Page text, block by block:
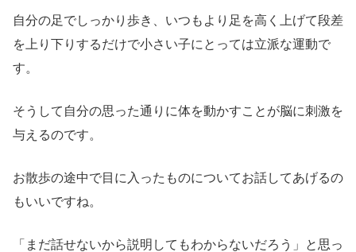
自分の足でしっかり歩き、いつもより足を高く上げて段差
を上り下りするだけで小さい子にとっては立派な運動で
す。
そうして自分の思った通りに体を動かすことが脳に刺激を
与えるのです。
お散歩の途中で目に入ったものについてお話してあげるの
もいいですね。
「まだ話せないから説明してもわからないだろう」と思っ